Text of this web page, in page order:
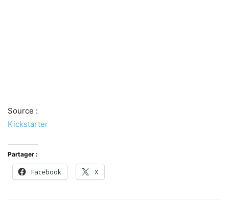
Source :
Kickstarter
Partager :
Facebook X